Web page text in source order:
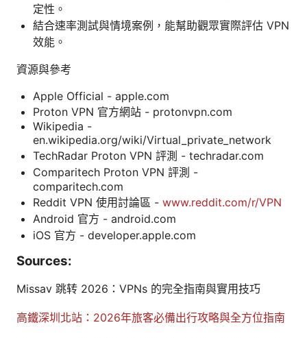
定性。
結合速率測試與情境案例，能幫助觀眾實際評估 VPN
效能。
資源與參考
Apple Official - apple.com
Proton VPN 官方網站 - protonvpn.com
Wikipedia -
en.wikipedia.org/wiki/Virtual_private_network
TechRadar Proton VPN 評測 - techradar.com
Comparitech Proton VPN 評測 -
comparitech.com
Reddit VPN 使用討論區 - www.reddit.com/r/VPN
Android 官方 - android.com
iOS 官方 - developer.apple.com
Sources:
Missav 跳转 2026：VPNs 的完全指南與實用技巧
高鐵深圳北站：2026年旅客必備出行攻略與全方位指南